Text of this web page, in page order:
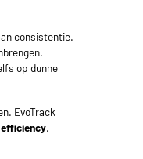
consistentie.
op dunne
EvoTrack
efficiency,